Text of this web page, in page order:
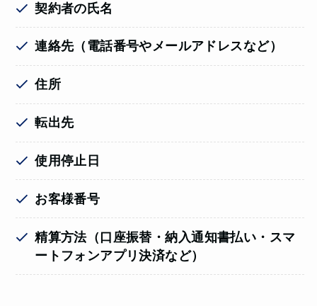
契約者の氏名
連絡先（電話番号やメールアドレスなど）
住所
転出先
使用停止日
お客様番号
精算方法（口座振替・納入通知書払い・スマ
ートフォンアプリ決済など）